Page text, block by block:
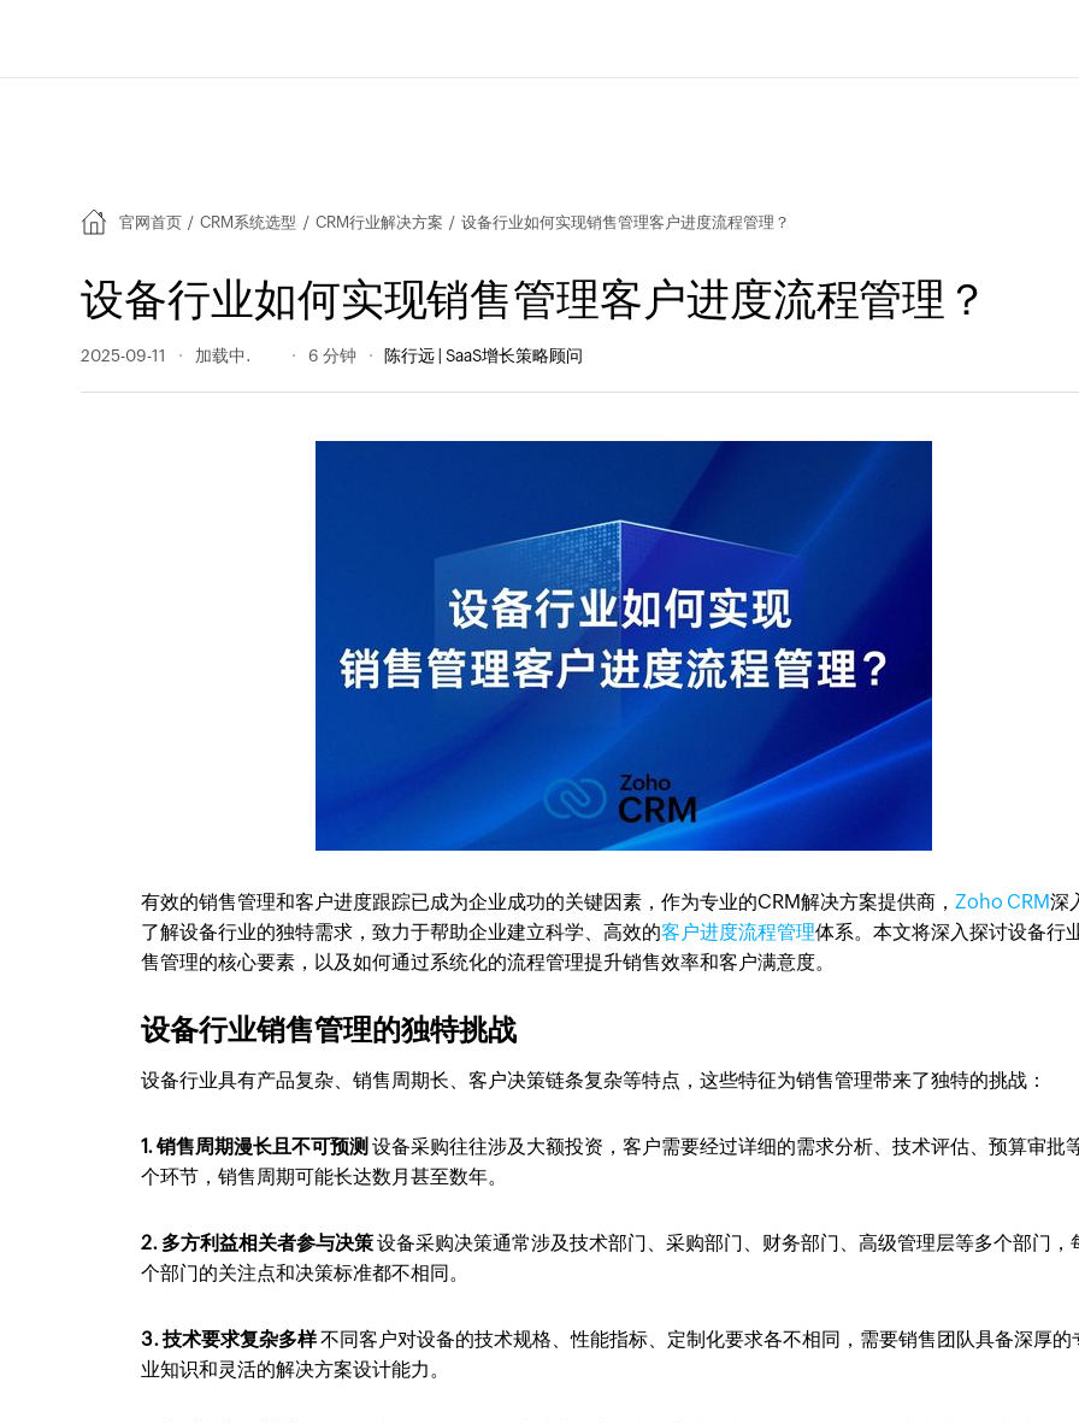
官网首页 / CRM系统选型 / CRM行业解决方案 / 设备行业如何实现销售管理客户进度流程管理？
设备行业如何实现销售管理客户进度流程管理？
2025-09-11 259 阅读量 6 分钟 陈行远 | SaaS增长策略顾问
有效的销售管理和客户进度跟踪已成为企业成功的关键因素，作为专业的CRM解决方案提供商，Zoho CRM深
了解设备行业的独特需求，致力于帮助企业建立科学、高效的客户进度流程管理体系。本文将深入探讨设备行
售管理的核心要素，以及如何通过系统化的流程管理提升销售效率和客户满意度。
设备行业销售管理的独特挑战
设备行业具有产品复杂、销售周期长、客户决策链条复杂等特点，这些特征为销售管理带来了独特的挑战：
1. 销售周期漫长且不可预测 设备采购往往涉及大额投资，客户需要经过详细的需求分析、技术评估、预算审批
个环节，销售周期可能长达数月甚至数年。
2. 多方利益相关者参与决策设备采购决策通常涉及技术部门、采购部门、财务部门、高级管理层等多个部门，
个部门的关注点和决策标准都不相同。
3. 技术要求复杂多样不同客户对设备的技术规格、性能指标、定制化要求各不相同，需要销售团队具备深厚的
业知识和灵活的解决方案设计能力。